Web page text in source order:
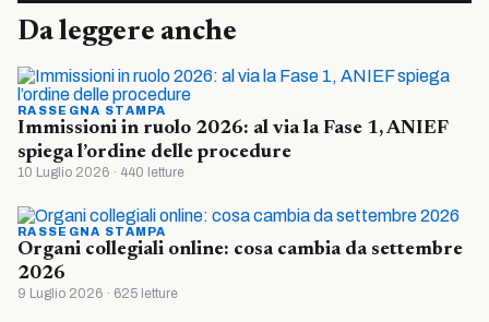
Da leggere anche
RASSEGNA STAMPA
Immissioni in ruolo 2026: al via la Fase 1, ANIEF
spiega l’ordine delle procedure
10 Luglio 2026 · 440 letture
RASSEGNA STAMPA
Organi collegiali online: cosa cambia da settembre
2026
9 Luglio 2026 · 625 letture